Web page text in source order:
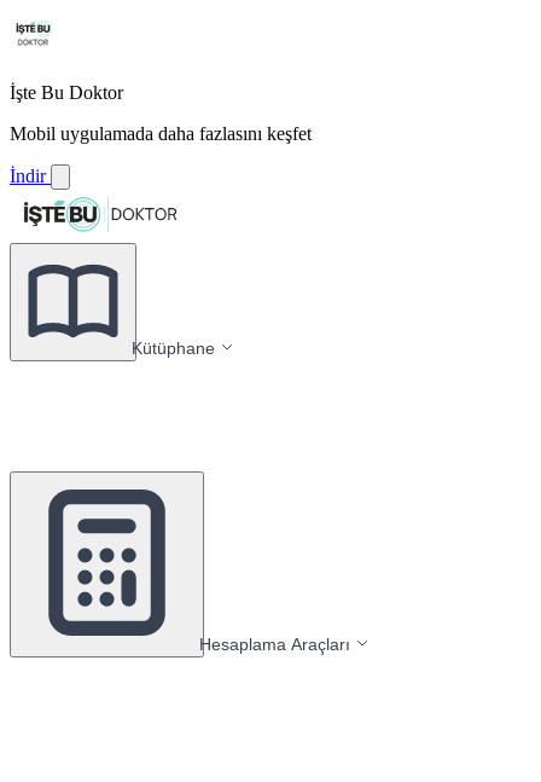
İşte Bu Doktor
Mobil uygulamada daha fazlasını keşfet
İndir
Kütüphane
Hesaplama Araçları